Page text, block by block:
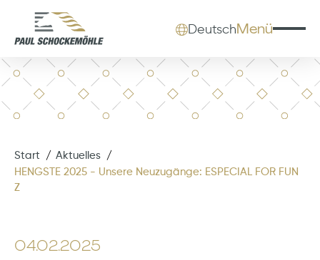
DeutschMenü
Start
Aktuelles
HENGSTE 2025 - Unsere Neuzugänge: ESPECIAL FOR FUN
Z
04.02.2025